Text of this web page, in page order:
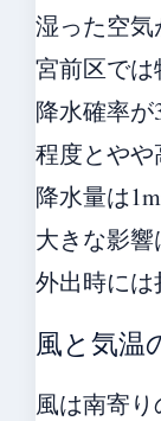
湿った空気
宮前区では
降水確率が
程度とやや
降水量は
大きな影響
外出時には
風と気温
風は南寄り